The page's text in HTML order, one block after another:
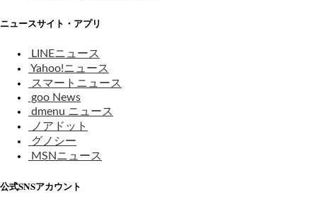
ニュースサイト・アプリ
LINEニュース
Yahoo!ニュース
スマートニュース
goo News
dmenu ニュース
ノアドット
グノシー
MSNニュース
公式SNSアカウント